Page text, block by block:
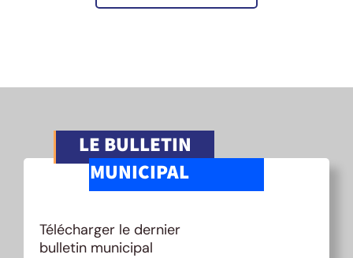
LE BULLETIN
MUNICIPAL
Télécharger le dernier
bulletin municipal